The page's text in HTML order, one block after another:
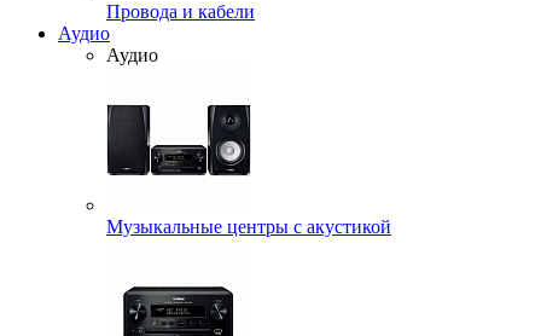
Провода и кабели
Аудио
Аудио
Музыкальные центры с акустикой